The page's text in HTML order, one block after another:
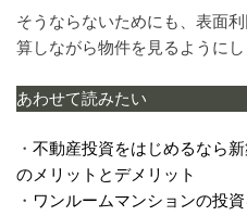
そうならないためにも、表面
算しながら物件を見るようにし
あわせて読みたい
・ 不動産投資をはじめるなら
のメリットとデメリット
・ ワンルームマンションの投